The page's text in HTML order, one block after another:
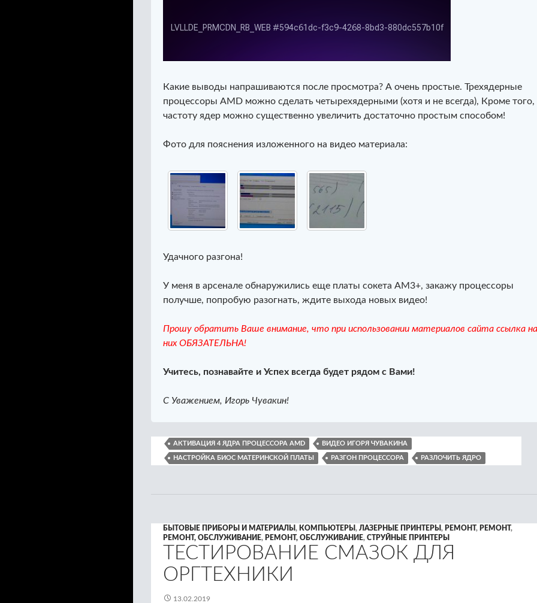
Какие выводы напрашиваются после просмотра? А очень простые. Трехядерные
процессоры AMD можно сделать четырехядерными (хотя и не всегда), Кроме того,
частоту ядер можно существенно увеличить достаточно простым способом!
Фото для пояснения изложенного на видео материала:
Удачного разгона!
У меня в арсенале обнаружились еще платы сокета AM3+, закажу процессоры
получше, попробую разогнать, ждите выхода новых видео!
Прошу обратить Ваше внимание, что при использовании материалов сайта ссылка на
них ОБЯЗАТЕЛЬНА!
Учитесь, познавайте и Успех всегда будет рядом с Вами!
С Уважением, Игорь Чувакин!
АКТИВАЦИЯ 4 ЯДРА ПРОЦЕССОРА AMD ВИДЕО ИГОРЯ ЧУВАКИНА
НАСТРОЙКА БИОС МАТЕРИНСКОЙ ПЛАТЫ РАЗГОН ПРОЦЕССОРА РАЗЛОЧИТЬ ЯДРО
БЫТОВЫЕ ПРИБОРЫ И МАТЕРИАЛЫ , КОМПЬЮТЕРЫ , ЛАЗЕРНЫЕ ПРИНТЕРЫ , РЕМОНТ, РЕМОНТ,
РЕМОНТ, ОБСЛУЖИВАНИЕ, РЕМОНТ, ОБСЛУЖИВАНИЕ, СТРУЙНЫЕ ПРИНТЕРЫ
ТЕСТИРОВАНИЕ СМАЗОК ДЛЯ
ОРГТЕХНИКИ
13.02.2019